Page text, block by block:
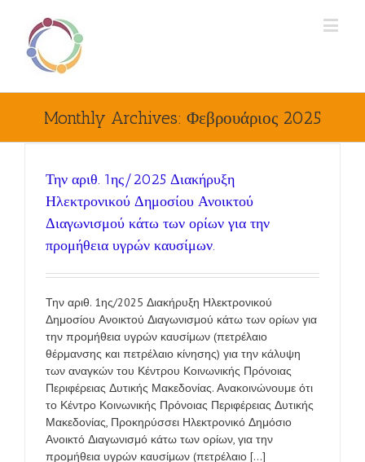
Monthly Archives: Φεβρουάριος 2025
Την αριθ. 1ης/2025 Διακήρυξη
Ηλεκτρονικού Δημοσίου Ανοικτού
Διαγωνισμού κάτω των ορίων για την
προμήθεια υγρών καυσίμων.
Την αριθ. 1ης/2025 Διακήρυξη Ηλεκτρονικού
Δημοσίου Ανοικτού Διαγωνισμού κάτω των ορίων για
την προμήθεια υγρών καυσίμων (πετρέλαιο
θέρμανσης και πετρέλαιο κίνησης) για την κάλυψη
των αναγκών του Κέντρου Κοινωνικής Πρόνοιας
Περιφέρειας Δυτικής Μακεδονίας. Ανακοινώνουμε ότι
το Κέντρο Κοινωνικής Πρόνοιας Περιφέρειας Δυτικής
Μακεδονίας, Προκηρύσσει Ηλεκτρονικό Δημόσιο
Ανοικτό Διαγωνισμό κάτω των ορίων, για την
προμήθεια υγρών καυσίμων (πετρέλαιο [...]